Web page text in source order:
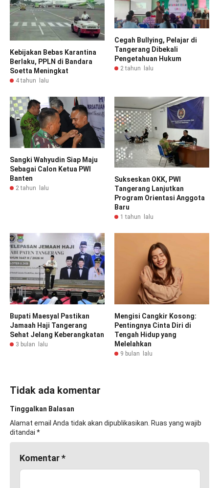
Kebijakan Bebas Karantina
Berlaku, PPLN di Bandara
Soetta Meningkat
4 tahun lalu
Cegah Bullying, Pelajar di
Tangerang Dibekali
Pengetahuan Hukum
2 tahun lalu
Sangki Wahyudin Siap Maju
Sebagai Calon Ketua PWI
Banten
2 tahun lalu
Sukseskan OKK, PWI
Tangerang Lanjutkan
Program Orientasi Anggota
Baru
1 tahun lalu
Bupati Maesyal Pastikan
Jamaah Haji Tangerang
Sehat Jelang Keberangkatan
3 bulan lalu
Mengisi Cangkir Kosong:
Pentingnya Cinta Diri di
Tengah Hidup yang
Melelahkan
9 bulan lalu
Tidak ada komentar
Tinggalkan Balasan
Alamat email Anda tidak akan dipublikasikan. Ruas yang wajib
ditandai *
Komentar*